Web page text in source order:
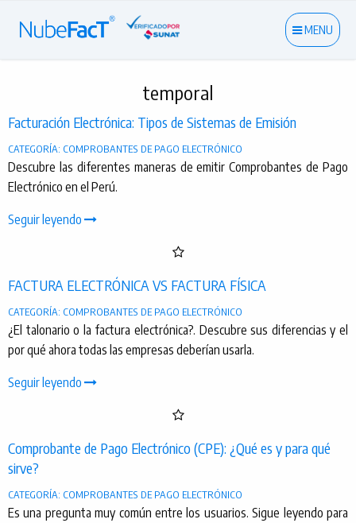
MENU
temporal
Facturación Electrónica: Tipos de Sistemas de Emisión
CATEGORÍA: COMPROBANTES DE PAGO ELECTRÓNICO
Descubre las diferentes maneras de emitir Comprobantes de Pago
Electrónico en el Perú.
Seguir leyendo
FACTURA ELECTRÓNICA VS FACTURA FÍSICA
CATEGORÍA: COMPROBANTES DE PAGO ELECTRÓNICO
¿El talonario o la factura electrónica?. Descubre sus diferencias y el
por qué ahora todas las empresas deberían usarla.
Seguir leyendo
Comprobante de Pago Electrónico (CPE): ¿Qué es y para qué
sirve?
CATEGORÍA: COMPROBANTES DE PAGO ELECTRÓNICO
Es una pregunta muy común entre los usuarios. Sigue leyendo para